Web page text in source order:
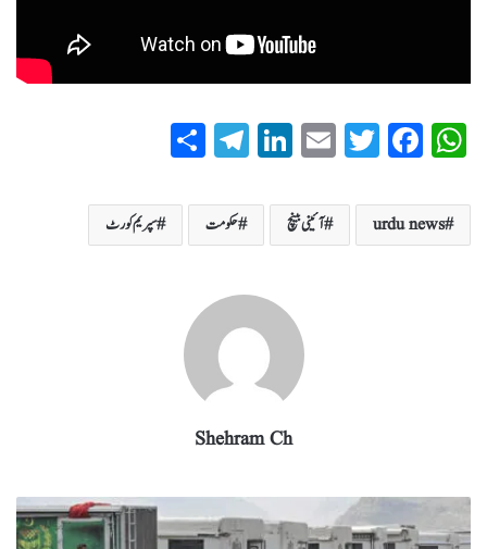
W
ts
A
Fa
bo
ok
T
tte
r
E
ail
Li
ed
In
T
eg
ra
re urdu news آئینی بینچ حکومت سپریم کورٹ
Shehram Ch